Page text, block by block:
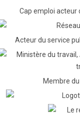
Cap emploi acteur
Acteur du service
Membre